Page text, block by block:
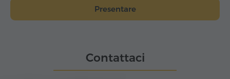
Presentare
Contattaci